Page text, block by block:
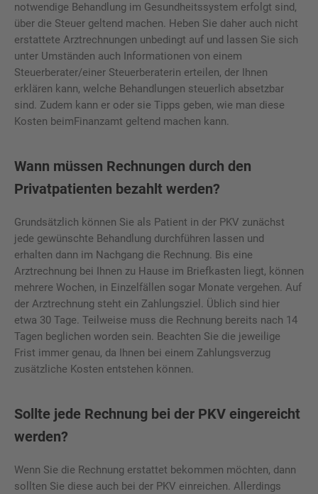
notwendige Behandlung im Gesundheitssystem erfolgt sind,
über die Steuer geltend machen. Heben Sie daher auch nicht
erstattete Arztrechnungen unbedingt auf und lassen Sie sich
unter Umständen auch Informationen von einem
Steuerberater/einer Steuerberaterin erteilen, der Ihnen
erklären kann, welche Behandlungen steuerlich absetzbar
sind. Zudem kann er oder sie Tipps geben, wie man diese
Kosten beimFinanzamt geltend machen kann.
Wann müssen Rechnungen durch den
Privatpatienten bezahlt werden?
Grundsätzlich können Sie als Patient in der PKV zunächst
jede gewünschte Behandlung durchführen lassen und
erhalten dann im Nachgang die Rechnung. Bis eine
Arztrechnung bei Ihnen zu Hause im Briefkasten liegt, können
mehrere Wochen, in Einzelfällen sogar Monate vergehen. Auf
der Arztrechnung steht ein Zahlungsziel. Üblich sind hier
etwa 30 Tage. Teilweise muss die Rechnung bereits nach 14
Tagen beglichen worden sein. Beachten Sie die jeweilige
Frist immer genau, da Ihnen bei einem Zahlungsverzug
zusätzliche Kosten entstehen können.
Sollte jede Rechnung bei der PKV eingereicht
werden?
Wenn Sie die Rechnung erstattet bekommen möchten, dann
sollten Sie diese auch bei der PKV einreichen. Allerdings